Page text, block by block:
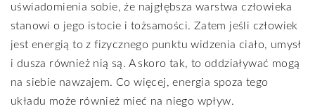
uświadomienia sobie, że najgłębsza warstwa człowieka
stanowi o jego istocie i tożsamości. Zatem jeśli człowiek
jest energią to z fizycznego punktu widzenia ciało, umysł
i dusza również nią są. A skoro tak, to oddziaływać mogą
na siebie nawzajem. Co więcej, energia spoza tego
układu może również mieć na niego wpływ.